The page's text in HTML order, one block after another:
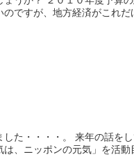
ですが、地方経済がこれ
た・・・・。 来年の話を
、ニッポンの元気」を活